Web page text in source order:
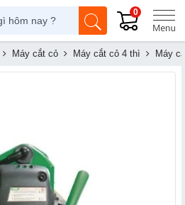
0
Máy cắt cỏ Máy cắt cỏ 4 thì Máy